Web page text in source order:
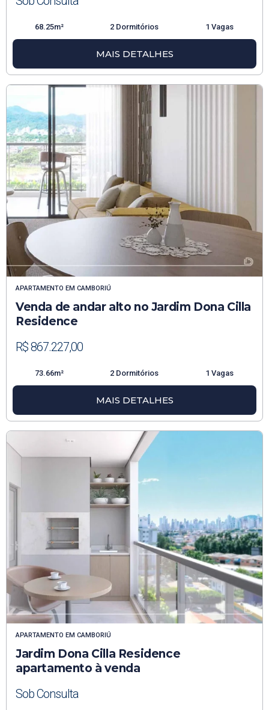
68.25m² 2 Dormitórios 1 Vagas
MAIS DETALHES
APARTAMENTO EM CAMBORIÚ
Venda de andar alto no Jardim Dona Cilla
Residence
R$ 867.227,00
73.66m² 2 Dormitórios 1 Vagas
MAIS DETALHES
APARTAMENTO EM CAMBORIÚ
Jardim Dona Cilla Residence
apartamento à venda
Sob Consulta